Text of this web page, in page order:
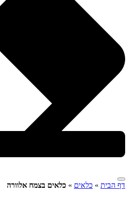
דף הבית » כלאים » כלאים בצמח אלוורה